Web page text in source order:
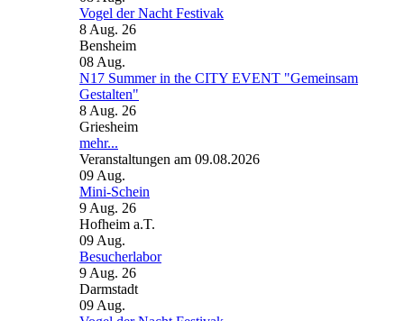
Vogel der Nacht Festivak
8 Aug. 26
Bensheim
08 Aug.
N17 Summer in the CITY EVENT "Gemeinsam
Gestalten"
8 Aug. 26
Griesheim
mehr...
Veranstaltungen am 09.08.2026
09 Aug.
Mini-Schein
9 Aug. 26
Hofheim a.T.
09 Aug.
Besucherlabor
9 Aug. 26
Darmstadt
09 Aug.